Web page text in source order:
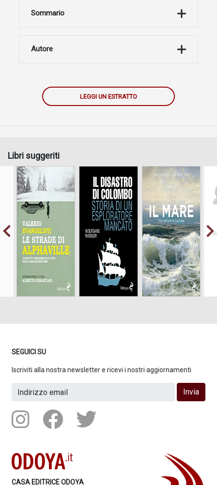
Sommario
Autore
LEGGI UN ESTRATTO
Libri suggeriti
Conflitto,
immaginario e stili
nella
paraletteratura
Storia di un
esploratore
mancato
Tra natura e
cultura
SEGUICI SU
Iscriviti alla nostra newsletter e ricevi i nostri aggiornamenti
Invia
CASA EDITRICE ODOYA